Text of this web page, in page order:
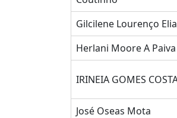
Gilcilene Lourenço
Herlani Moore A Paiva
IRINEIA GOMES
José Oseas Mota